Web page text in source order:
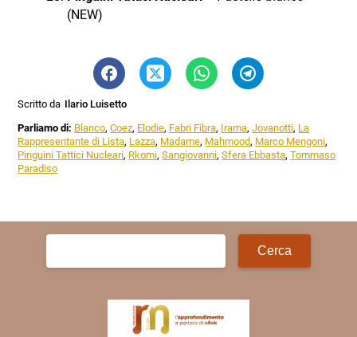
(NEW)
Scritto da Ilario Luisetto
Parliamo di: Blanco,Coez, Elodie, Fabri Fibra, Irama,Jovanotti, La
Rappresentante di Lista, Lazza, Madame, Mahmood, Marco Mengoni,
Pinguini Tattici Nucleari, Rkomi,Sangiovanni,Sfera Ebbasta,Tommaso
Paradiso
Ricerca